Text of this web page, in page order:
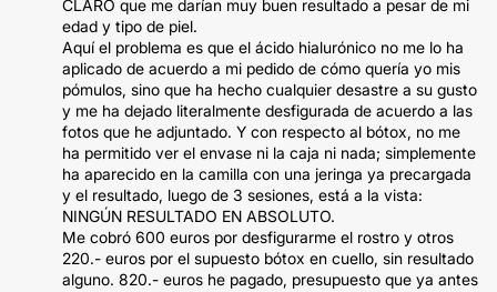
CLARO que me darían muy buen resultado a pesar de mi
edad y tipo de piel.
Aquí el problema es que el ácido hialurónico no me lo ha
aplicado de acuerdo a mi pedido de cómo quería yo mis
pómulos, sino que ha hecho cualquier desastre a su gusto
y me ha dejado literalmente desfigurada de acuerdo a las
fotos que he adjuntado. Y con respecto al bótox, no me
ha permitido ver el envase ni la caja ni nada; simplemente
ha aparecido en la camilla con una jeringa ya precargada
y el resultado, luego de 3 sesiones, está a la vista:
NINGÚN RESULTADO EN ABSOLUTO.
Me cobró 600 euros por desfigurarme el rostro y otros
220.- euros por el supuesto bótox en cuello, sin resultado
alguno. 820.- euros he pagado, presupuesto que ya antes